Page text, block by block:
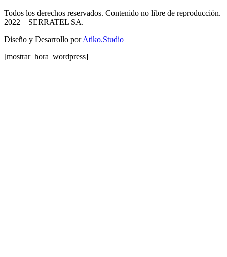
Todos los derechos reservados. Contenido no libre de reproducción.
2022 – SERRATEL SA.
Diseño y Desarrollo porAtiko.Studio
[mostrar_hora_wordpress]